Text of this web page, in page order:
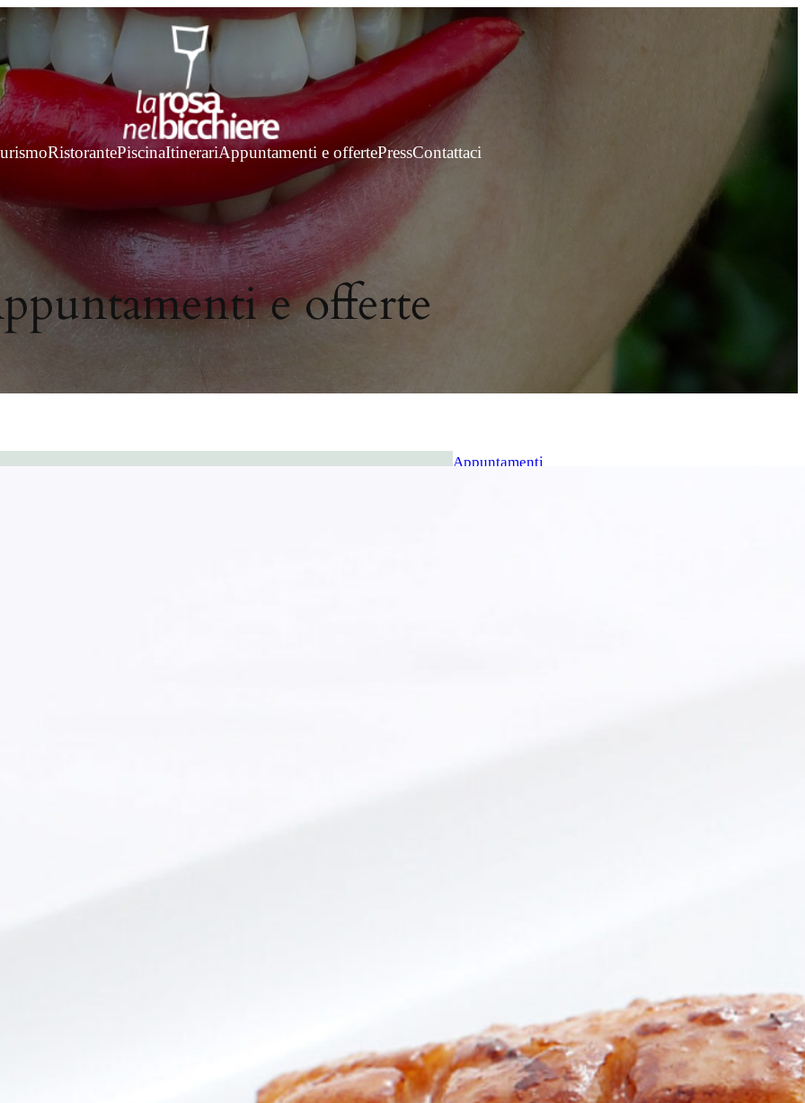
RistorantePiscinaItinerariAppuntamenti e offertePressContattaci
e offerte
Appuntamenti